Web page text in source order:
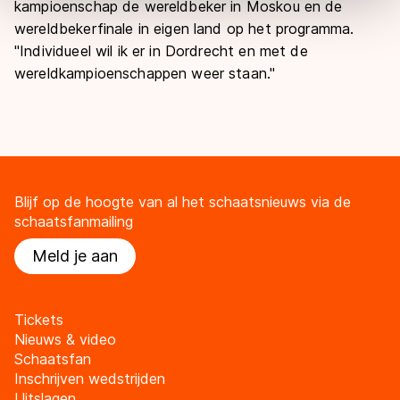
overdracht. Meer informatie vindt u in onscookiebeleid
kampioenschap de wereldbeker in Moskou en de
wereldbekerfinale in eigen land op het programma.
"Individueel wil ik er in Dordrecht en met de
wereldkampioenschappen weer staan."
Blijf op de hoogte van al het schaatsnieuws via de
schaatsfanmailing
Meld je aan
Tickets
Nieuws & video
Schaatsfan
Inschrijven wedstrijden